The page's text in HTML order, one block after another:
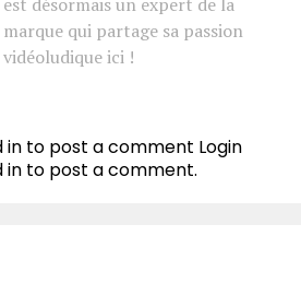
marque qui partage sa passion
vidéoludique ici !
in to post a comment Login
in to post a comment.